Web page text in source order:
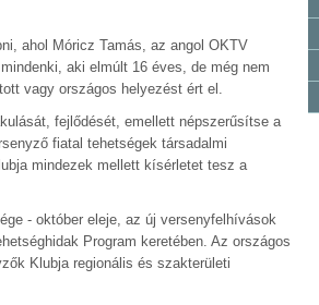
ahol Móricz Tamás, az angol OKTV
aki elmúlt 16 éves, de még nem
vagy országos helyezést ért el.
fejlődését, emellett népszerűsítse a
fiatal tehetségek társadalmi
mindezek mellett kísérletet tesz a
- október eleje, az új versenyfelhívások
Program keretében. Az országos
Klubja regionális és szakterületi